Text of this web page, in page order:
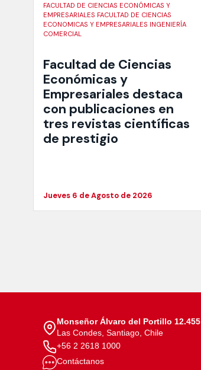
FACULTAD DE CIENCIAS ECONÓMICAS Y
EMPRESARIALES FACULTAD DE CIENCIAS
ECONOMICAS Y EMPRESARIALES INGENIERÍA
COMERCIAL
Facultad de Ciencias
Económicas y
Empresariales destaca
con publicaciones en
tres revistas científicas
de prestigio
Jueves 6 de Agosto de 2026
Monseñor Álvaro del Portillo 12.455
Las Condes, Santiago, Chile
+56 2 2618 1000
Contáctanos